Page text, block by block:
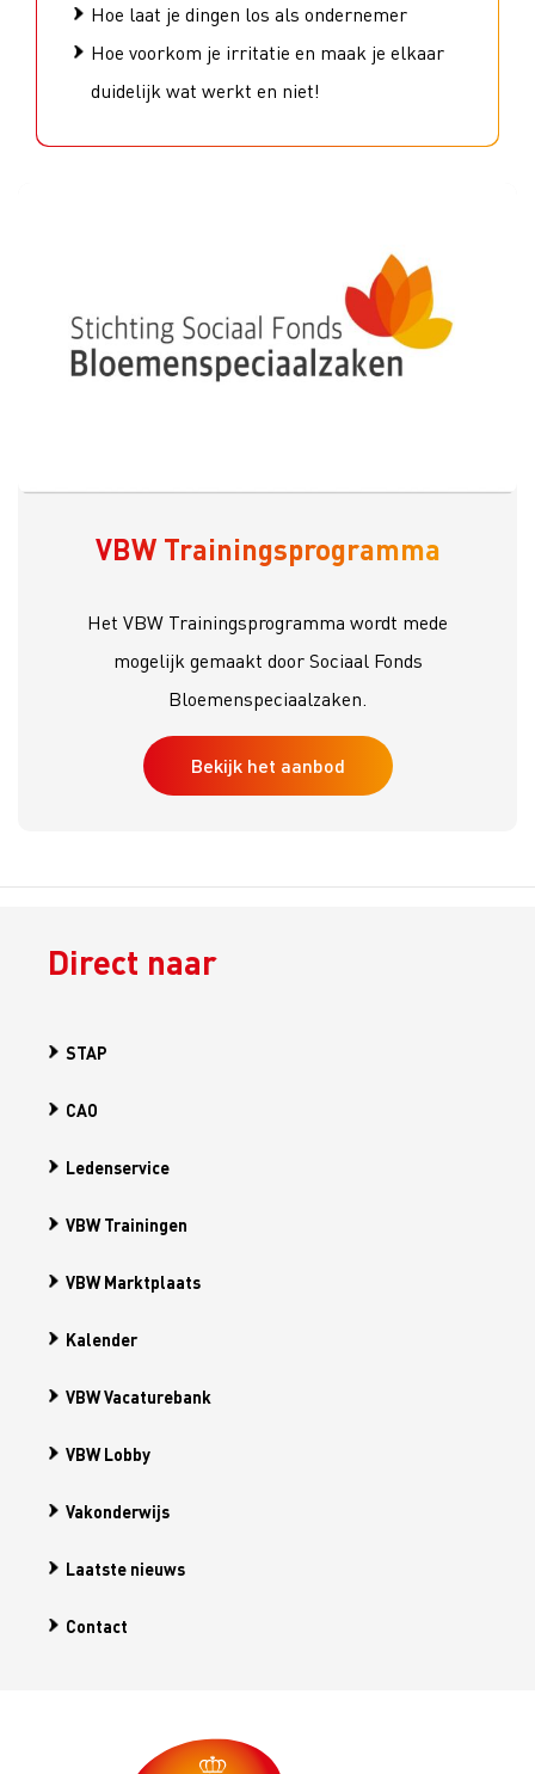
Hoe laat je dingen los als ondernemer
Hoe voorkom je irritatie en maak je elkaar
duidelijk wat werkt en niet!
VBW Trainingsprogramma
Het VBW Trainingsprogramma wordt mede
mogelijk gemaakt door Sociaal Fonds
Bloemenspeciaalzaken.
Bekijk het aanbod
Direct naar
STAP
CAO
Ledenservice
VBW Trainingen
VBW Marktplaats
Kalender
VBW Vacaturebank
VBW Lobby
Vakonderwijs
Laatste nieuws
Contact